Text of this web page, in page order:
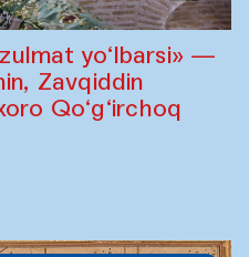
yo‘lbarsi» —
Zavqiddin
Qo‘g‘irchoq